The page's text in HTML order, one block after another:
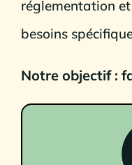
réglementation
besoins
Notre objectif :